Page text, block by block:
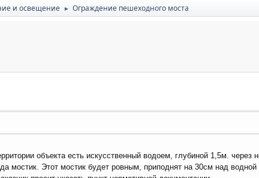
и освещение ► Ограждение пешеходного моста
объекта есть искусственный водоем, глубиной 1,5м. через
мостик. Этот мостик будет ровным, приподнят на 30см над